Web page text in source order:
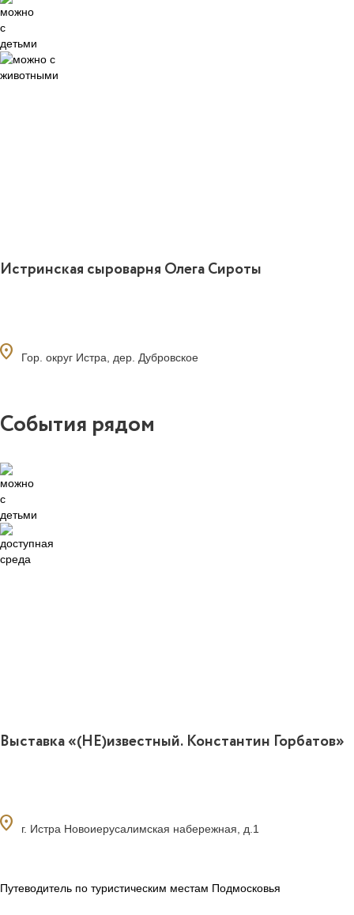
Истринская сыроварня Олега Сироты
Гор. округ Истра, дер. Дубровское
События рядом
Выставка «(НЕ)известный. Константин Горбатов»
г. Истра Новоиерусалимская набережная, д.1
Путеводитель по туристическим местам Подмосковья